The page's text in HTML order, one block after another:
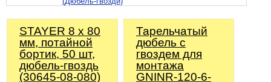
STAYER 8 х 80
мм, потайной
бортик, 50 шт,
дюбель-гвоздь
(30645-08-080)
Тарельчатый
дюбель с
гвоздем для
монтажа
GNINR-120-6-